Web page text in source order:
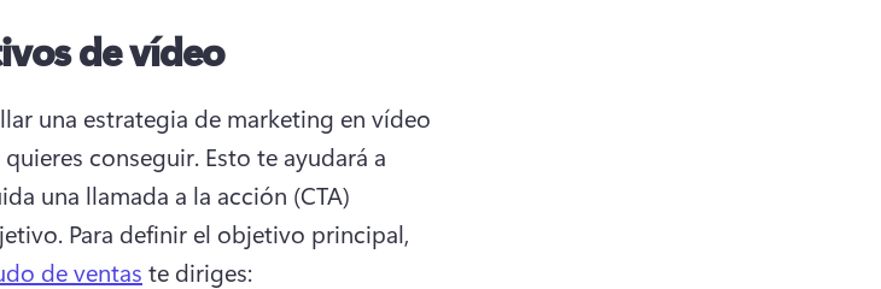
de vídeo
una estrategia de marketing en vídeo
conseguir. Esto te ayudará a
una llamada a la acción (CTA)
Para definir el objetivo principal,
de ventas te diriges: